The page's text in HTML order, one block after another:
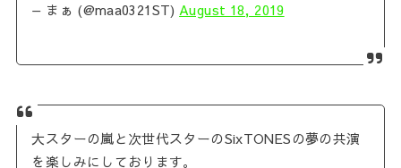
— まぁ (@maa0321ST)August 18, 2019
大スターの嵐と次世代スターのSixTONESの夢の共演
を楽しみにしております。